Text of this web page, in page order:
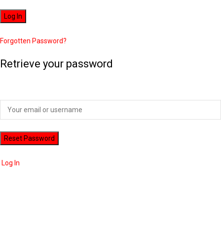
Forgotten Password?
Retrieve your password
Log In